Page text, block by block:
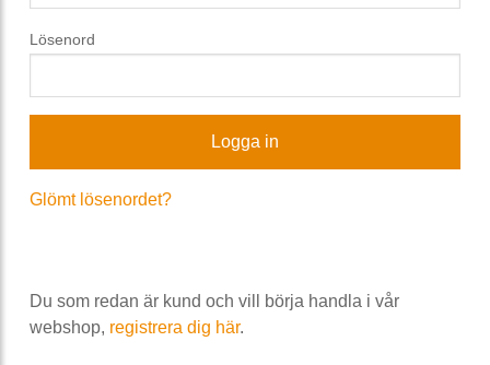
Lösenord
Glömt lösenordet?
Du som redan är kund och vill börja handla i vår
webshop, registrera dig här.